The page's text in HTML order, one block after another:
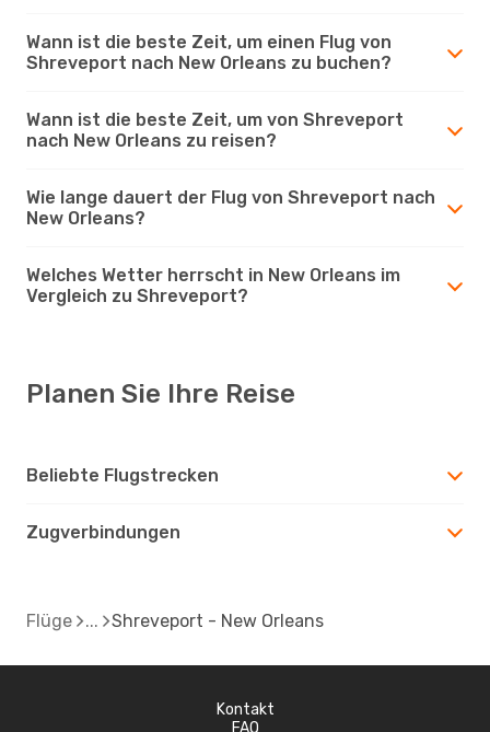
Wann ist die beste Zeit, um einen Flug von
Shreveport nach New Orleans zu buchen?
Wann ist die beste Zeit, um von Shreveport
nach New Orleans zu reisen?
Wie lange dauert der Flug von Shreveport nach
New Orleans?
Welches Wetter herrscht in New Orleans im
Vergleich zu Shreveport?
Planen Sie Ihre Reise
Beliebte Flugstrecken
Zugverbindungen
Flüge Shreveport - New Orleans
Kontakt
FAQ